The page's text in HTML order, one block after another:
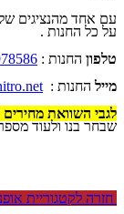
על כל החנות .
טלפון החנות :
מייל החנות :
לגבי השוואת מחירים
שבחר בנו ולעוד
חזרה לקטגוריית